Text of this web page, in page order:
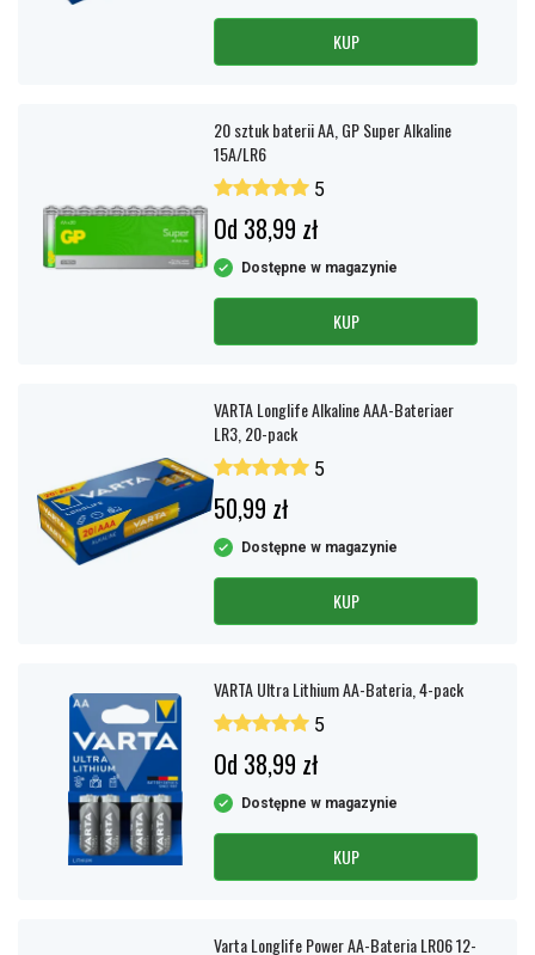
KUP
20 sztuk baterii AA, GP Super Alkaline
15A/LR6
5
Od 38,99 zł
Dostępne w magazynie
KUP
VARTA Longlife Alkaline AAA-Bateriaer
LR3, 20-pack
5
50,99 zł
Dostępne w magazynie
KUP
VARTA Ultra Lithium AA-Bateria, 4-pack
5
Od 38,99 zł
Dostępne w magazynie
KUP
Varta Longlife Power AA-Bateria LR06 12-